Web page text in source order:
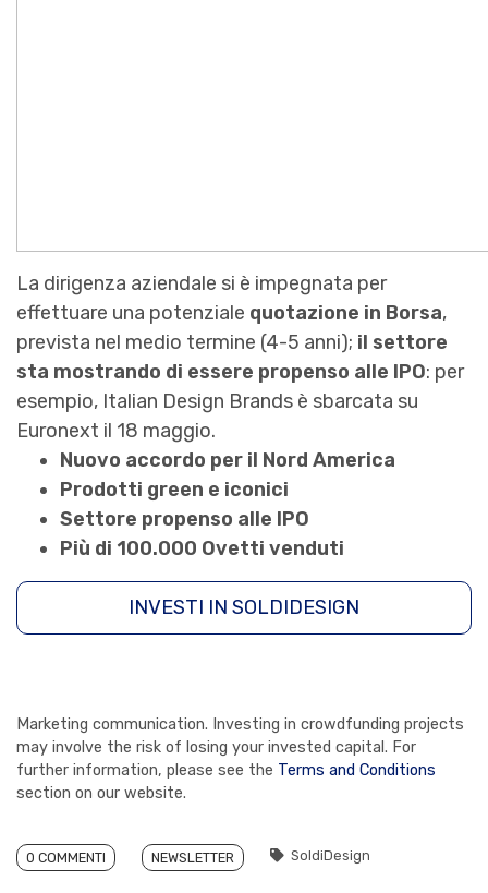
La dirigenza aziendale si è impegnata per
effettuare una potenziale quotazione in Borsa,
prevista nel medio termine (4-5 anni); il settore
sta mostrando di essere propenso alle IPO: per
esempio, Italian Design Brands è sbarcata su
Euronext il 18 maggio.
Nuovo accordo per il Nord America
Prodotti green e iconici
Settore propenso alle IPO
Più di 100.000 Ovetti venduti
INVESTI IN SOLDIDESIGN
Marketing communication. Investing in crowdfunding projects
may involve the risk of losing your invested capital. For
further information, please see the Terms and Conditions
section on our website.
0 COMMENTI NEWSLETTER SoldiDesign